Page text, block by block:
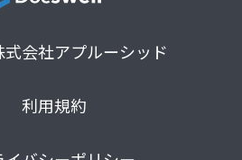
会社アプルーシッド
利用規約